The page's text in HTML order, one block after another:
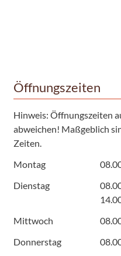
Öffnungszeiten
Hinweis: Öffnungszeiten
abweichen! Maßgeblich
Zeiten.
Montag
Dienstag
Mittwoch
Donnerstag